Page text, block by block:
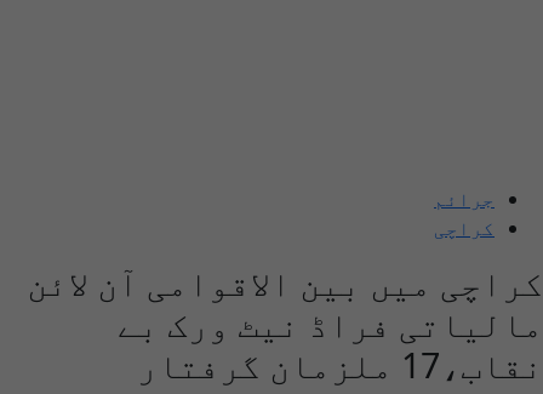
جرائم
کراچی
کراچی میں بین الاقوامی آن لائن
مالیاتی فراڈ نیٹ ورک بے
نقاب،17 ملزمان گرفتار